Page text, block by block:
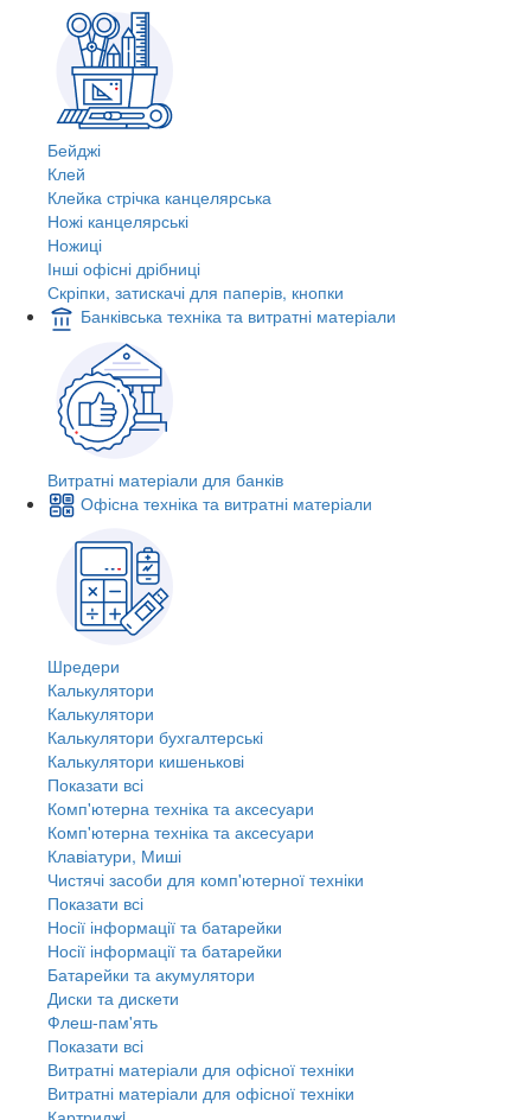
Бейджі
Клей
Клейка стрічка канцелярська
Ножі канцелярські
Ножиці
Інші офісні дрібниці
Скріпки, затискачі для паперів, кнопки
Банківська техніка та витратні матеріали
Витратні матеріали для банків
Офісна техніка та витратні матеріали
Шредери
Калькулятори
Калькулятори
Калькулятори бухгалтерські
Калькулятори кишенькові
Показати всі
Комп'ютерна техніка та аксесуари
Комп'ютерна техніка та аксесуари
Клавіатури, Миші
Чистячі засоби для комп'ютерної техніки
Показати всі
Носії інформації та батарейки
Носії інформації та батарейки
Батарейки та акумулятори
Диски та дискети
Флеш-пам'ять
Показати всі
Витратні матеріали для офісної техніки
Витратні матеріали для офісної техніки